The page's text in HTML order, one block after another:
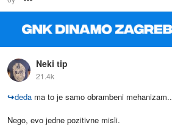
Neki tip
21.4k
↪deda ma to je samo obrambeni mehanizam..
Nego, evo jedne pozitivne misli.